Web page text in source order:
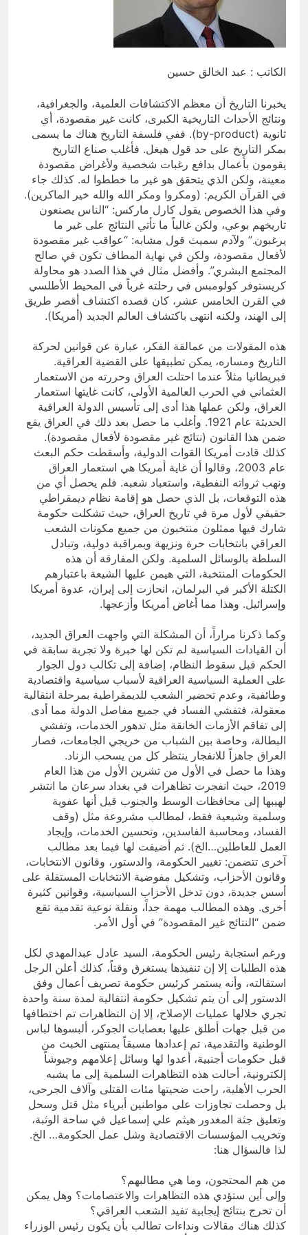
شعراء العراق الذين بقيت قبورهم في
المنافي.. ووصايا لم تُنفذ
الكاتب : عبد الخالق حسين
يخبرنا التاريخ أن معظم الاكتشافات العلمية، والجغرافية،
ونتائج الأحداث التاريخية الكبرى، كانت غير مقصودة، أي
ثانوية (by-product). ففي فلسفة التاريخ هناك ما يسمى
بمكر التاريخ على حد قول هيغل. فأغلب صناع التاريخ
يقومون بأعمال بدافع رغبات شخصية ولأغراض مقصودة
معينة، ولكن الذي يتحقق هو غير ما خططوا له. كذلك جاء
في القرآن الكريم: (ومكروا ومكر الله والله خير الماكرين).
وفي هذا الخصوص يقول كارل ماركس: “الناس يصنعون
تاريخهم بوعي، ولكن غالباً ما تأتي النتائج على غير ما
يرغبون.” ولآدم سميث قول مشابه: “عواقب غير مقصودة
لأفعال مقصودة، ولكن في نهاية المطاف تكون في صالح
المجتمع البشري”. وأفضل مثال في هذا الصدد هو محاولة
كريستوفر كولومبس في رحلته غرباً في المحيط الأطلسي
في القرن الخامس عشر، كان قصده اكتشاف أقصر طريق
إلى الهند، ولكنه انتهى باكتشاف العالم الجديد (أمريكا).
هذه المقولات من عمالقة الفكر، عبارة عن قوانين لحركة
التاريخ ومساره، يمكن تطبيقها على القضية العراقية.
فبريطانيا مثلاً عندما احتلت العراق وحررته من الاستعمار
العثماني في الحرب العالمية الأولى، كانت غايتها استعمار
العراق، ولكن عملها هذا أدى إلى تأسيس الدولة العراقية
الحديثة عام 1921. وأغلب ما حصل بعد ذلك في العراق يقع
ضمن هذا القانون (نتائج غير مقصودة لأفعال مقصودة).
كذلك قادت أمريكا القوات الدولية، وأسقطت حكم البعث
عام 2003، وقالوا أن غاية أمريكا هي استعمار العراق
ونهب ثرواته النفطية، واستعباد شعبه. فلم يحصل أي من
هذه التوقعات، بل الذي حصل هو إقامة نظام ديمقراطي
حقيقي لأول مرة في تاريخ العراق، حيث تشكلت حكومة
شارك فيها ممثلون منتخبون من جميع مكونات الشعب
العراقي بانتخابات حرة ونزيهة وبمراقبة دولية، وتبادل
السلطة بالوسائل السلمية. ولكن المفارقة أن هذه
الحكومات المنتخبة، التي هيمن عليها الشيعة باعتبارهم
الكتلة الأكبر في البرلمان، انحازت إلى إيران، عدوة أمريكا
وإسرائيل. وهذا مما أغاض أمريكا وأزعجها.
وكما ذكرنا مراراً، أن المشكلة التي واجهت العراق الجديد،
أن القيادات السياسية لم تكن لها خبرة ولا تجربة سابقة في
الحكم قبل سقوط النظام، إضافة إلى تكالب دول الجوار
على العملية السياسية العراقية لأسباب سياسية واقتصادية
وطائفية، وعدم تحضير الشعب للديمقراطية بمرحلة انتقالية
معقولة، فتفشي الفساد في جميع مفاصل الدولة مما أدى
إلى تفاقم الأزمات الخانقة مثل تدهور الخدمات، وتفشي
البطالة، وخاصة بين الشباب من خريجي الجامعات، فصار
العراق جاهزاً للانفجار ينتظر كل من يسحب الزناد.
وهذا ما حصل في الأول من تشرين الأول من هذا العام
2019، حيث انفجرت تظاهرات في بغداد سرعان ما انتشر
لهيبها إلى محافظات الوسط والجنوب قيل أنها عفوية
وسلمية وشيعية فقط، لمطالب مشروعة مثل (وقف
الفساد، ومحاسبة الفاسدين، وتحسين الخدمات، وإيجاد
العمل للعاطلين…الخ). ثم أضيفت لها فيما بعد مطالب
آخرى تتضمن: تغيير الحكومة، والدستور، وقانون الانتخابات،
وقانون الأحزاب، وتشكيل مفوضية الانتخابات المستقلة على
أسس جديدة، دون تدخل الأحزاب السياسية، وقوانين كثيرة
أخرى. وهذه المطالب مهمة جداً، ونقلة نوعية تقدمية تقع
ضمن “النتائج غير المقصودة” في أول الأمر.
ورغم استجابة رئيس الحكومة، السيد عادل عبدالمهدي لكل
هذه الطلبات إلا إن تنفيذها يستغرق وقتاً، كذلك أعلن الرجل
استقالته، وأنه يستمر كرئيس حكومة تصريف أعمال وفق
الدستور إلى أن يتم تشكيل حكومة انتقالية لمدة سنة واحدة
تجري خلالها عمليات الإصلاح، إلا إن التظاهرات تم اختطافها
من قبل جهات أطلق عليها بعصابات الجوكر، ألبسوها لباس
الوطنية والتقدمية، تم إعدادها مسبقاً بمنتهى الخبث من
قبل حكومات أجنبية، أعدوا لها وسائل إعلامهم وجيوشاً
إلكترونية، أحالت هذه التظاهرات السلمية إلى ما يشبه
الحرب الأهلية، راحت ضحيتها مئات القتلى وآلاف الجرحى،
بل وحصلت تجاوزات على مواطنين أبرياء مثل قتل وسحل
وتعليق جثة المغدور هيثم علي إسماعيل في ساحة الوثبة،
وتخريب المؤسسات الاقتصادية وشل عمل الحكومة… الخ.
لذا فالسؤال هنا:
من هم المحتجون، وما هي مطالبهم؟
وإلى أين ستؤدي هذه التظاهرات والاعتصامات؟ وهل يمكن
أن تخرج بنتائج إيجابية تفيد الشعب العراقي؟
كذلك هناك مقالات ونداءات تطالب بأن يكون رئيس الوزراء